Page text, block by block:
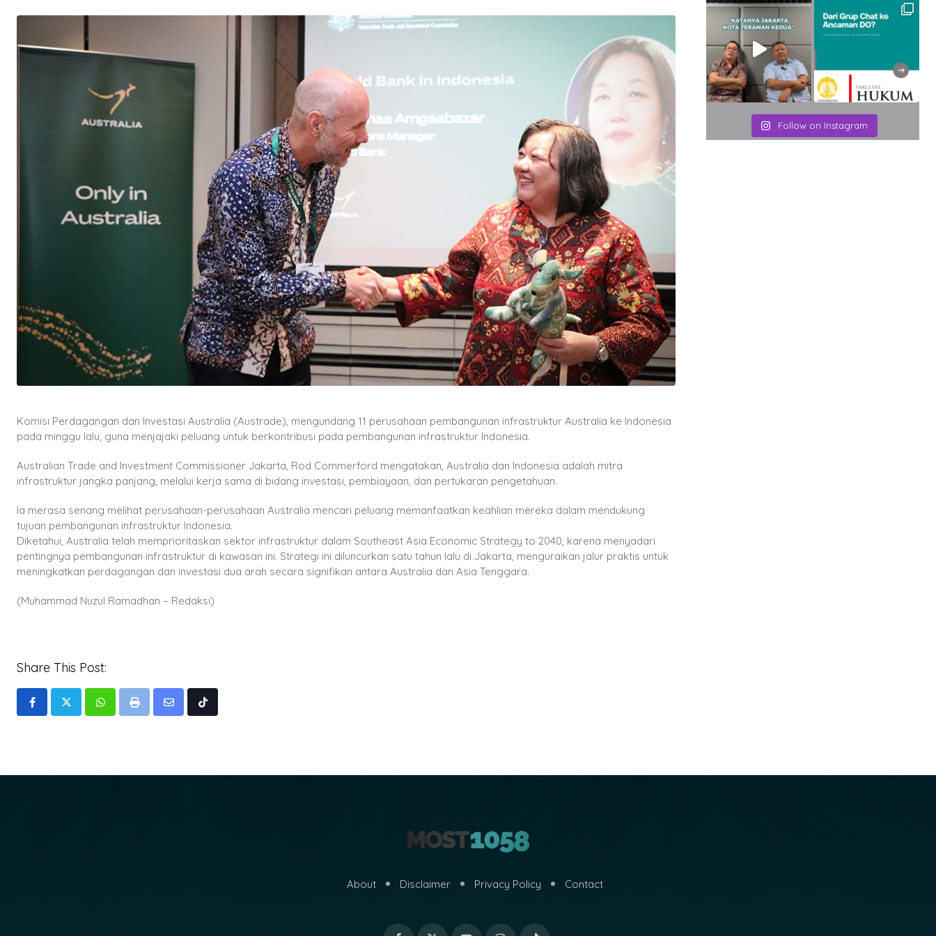
Komisi Perdagangan dan Investasi Australia (Austrade), mengundang 11 perusahaan pembangunan infrastruktur Australia ke Indonesia
pada minggu lalu, guna menjajaki peluang untuk berkontribusi pada pembangunan infrastruktur Indonesia.
Australian Trade and Investment Commissioner Jakarta, Rod Commerford mengatakan, Australia dan Indonesia adalah mitra
infrastruktur jangka panjang, melalui kerja sama di bidang investasi, pembiayaan, dan pertukaran pengetahuan.
Ia merasa senang melihat perusahaan-perusahaan Australia mencari peluang memanfaatkan keahlian mereka dalam mendukung
tujuan pembangunan infrastruktur Indonesia.
Diketahui, Australia telah memprioritaskan sektor infrastruktur dalam Southeast Asia Economic Strategy to 2040, karena menyadari
pentingnya pembangunan infrastruktur di kawasan ini. Strategi ini diluncurkan satu tahun lalu di Jakarta, menguraikan jalur praktis untuk
meningkatkan perdagangan dan investasi dua arah secara signifikan antara Australia dan Asia Tenggara.
(Muhammad Nuzul Ramadhan – Redaksi)
Share This Post:
WhatsappPrint
Share
Tiktok
Follow on Instagram
About Disclaimer Privacy Policy Contact